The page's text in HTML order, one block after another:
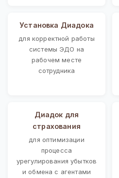
Установка Диадока
для корректной работы
системы ЭДО на
рабочем месте
сотрудника
Диадок для
страхования
для оптимизации
процесса
урегулирования убытков
и обмена с агентами